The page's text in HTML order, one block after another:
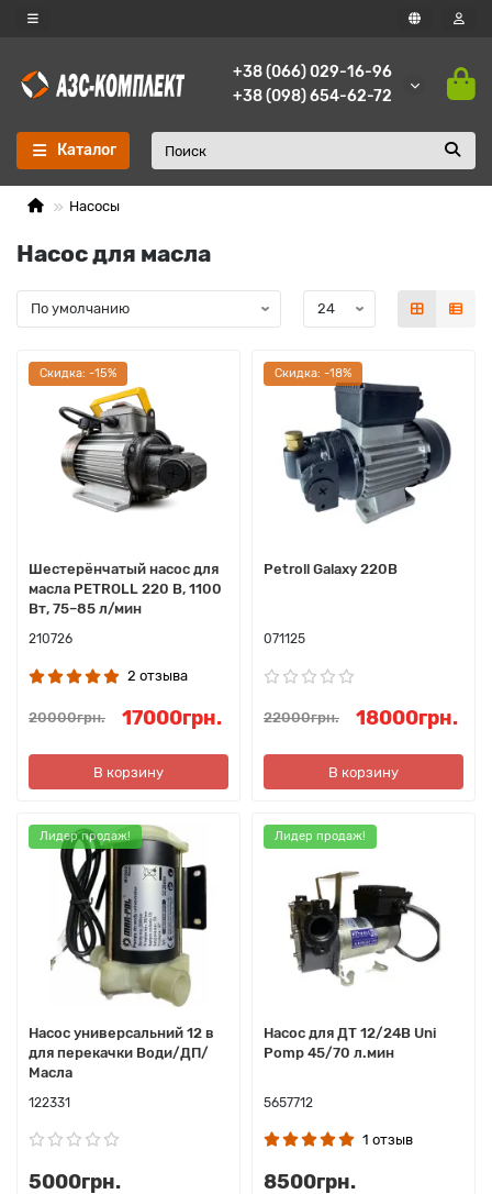
+38 (066) 029-16-96
+38 (098) 654-62-72
Каталог
Насосы
Насос для масла
Cкидка: -15%
Шестерёнчатый насос для
масла PETROLL 220 В, 1100
Вт, 75–85 л/мин
210726
2 отзыва
20000грн. 17000грн.
В корзину
Cкидка: -18%
Petroll Galaxy 220В
071125
22000грн. 18000грн.
В корзину
Лидер продаж!
Насос универсальний 12 в
для перекачки Води/ДП/
Масла
122331
5000грн.
Лидер продаж!
Насос для ДТ 12/24В Uni
Pomp 45/70 л.мин
5657712
1 отзыв
8500грн.